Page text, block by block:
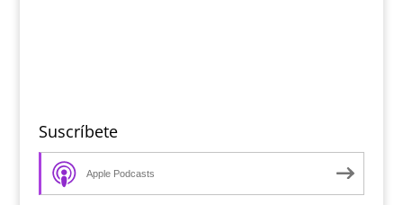
Suscríbete
Apple Podcasts